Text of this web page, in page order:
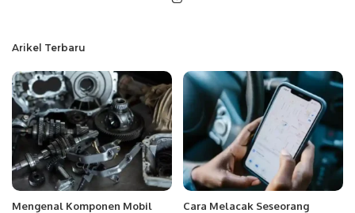
Arikel Terbaru
Mengenal Komponen Mobil
Cara Melacak Seseorang